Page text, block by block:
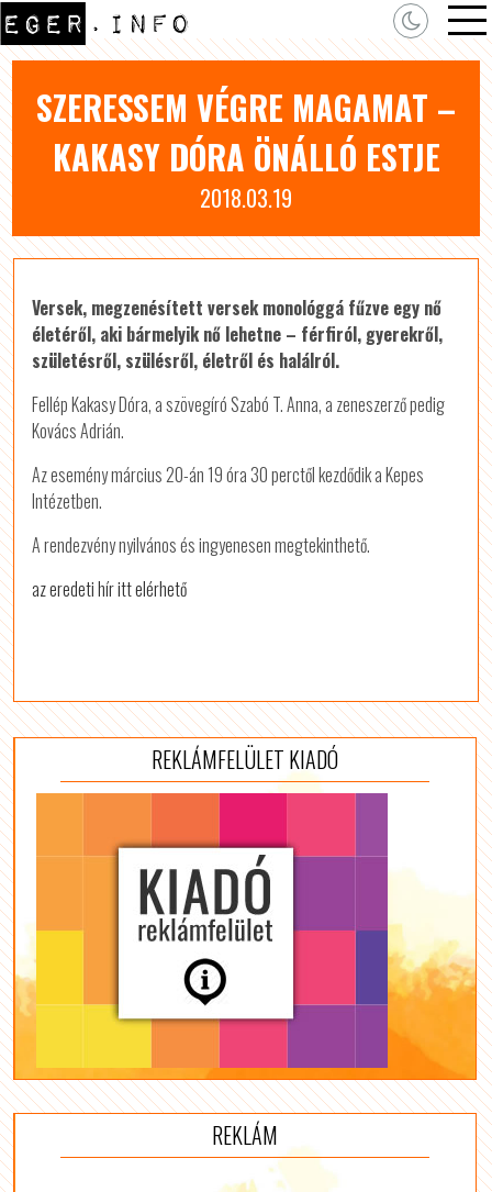
SZERESSEM VÉGRE MAGAMAT –
KAKASY DÓRA ÖNÁLLÓ ESTJE
2018.03.19
Versek, megzenésített versek monológgá fűzve egy nő
életéről, aki bármelyik nő lehetne – férfiról, gyerekről,
születésről, szülésről, életről és halálról.
Fellép Kakasy Dóra, a szövegíró Szabó T. Anna, a zeneszerző pedig
Kovács Adrián.
Az esemény március 20-án 19 óra 30 perctől kezdődik a Kepes
Intézetben.
A rendezvény nyilvános és ingyenesen megtekinthető.
az eredeti hír itt elérhető
REKLÁMFELÜLET KIADÓ
REKLÁM